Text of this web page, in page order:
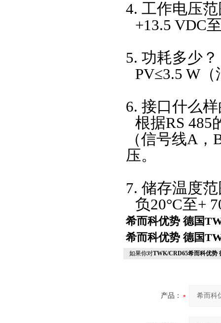
4. 工作电压
+13.5 VDC
5. 功耗多少？
PV≤3.5 W
6. 接口什么
根据RS 485
（信号线A
压。
7. 储存温度
负20°C至+
希而科优势 德国
希而科优势 德国
如果你对TWK/CRD65希而科优势
产品：